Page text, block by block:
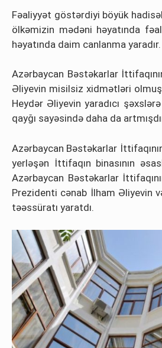
Fəaliyyət göstərdiyi böyük
ölkəmizin mədəni həyatında
həyatında daim canlanma yaradır.
Azərbaycan Bəstəkarlar
Əliyevin misilsiz xidmətləri
Heydər Əliyevin yaradıcı
qayğı sayəsində daha da
Azərbaycan Bəstəkarlar
yerləşən İttifaqın binasının
Azərbaycan Bəstəkarlar
Prezidenti cənab İlham Əliyevin
təəssüratı yaratdı.